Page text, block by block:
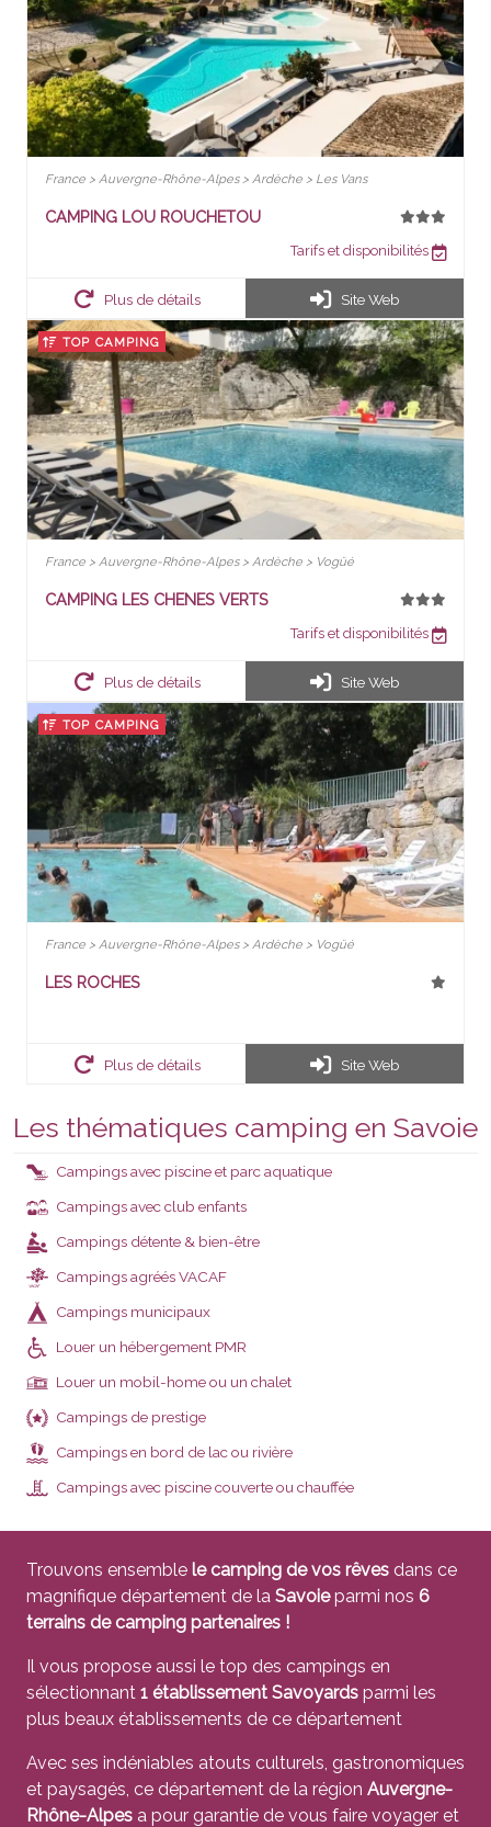
France > Auvergne-Rhône-Alpes > Ardèche > Les Vans
CAMPING LOU ROUCHETOU
Tarifs et disponibilités
Plus de détails Site Web
TOP CAMPING
France > Auvergne-Rhône-Alpes > Ardèche > Vogüé
CAMPING LES CHENES VERTS
Tarifs et disponibilités
Plus de détails Site Web
TOP CAMPING
France > Auvergne-Rhône-Alpes > Ardèche > Vogüé
LES ROCHES
Plus de détails Site Web
Les thématiques camping en Savoie
Campings avec piscine et parc aquatique
Campings avec club enfants
Campings détente & bien-être
VACAF
Campings agréés VACAF
Campings municipaux
Louer un hébergement PMR
Louer un mobil-home ou un chalet
Campings de prestige
Campings en bord de lac ou rivière
Campings avec piscine couverte ou chauffée
Trouvons ensemble le camping de vos rêves dans ce
magnifique département de la Savoieparmi nos 6
terrains de camping partenaires !
Il vous propose aussi le top des campings en
sélectionnant 1 établissement Savoyards parmi les
plus beaux établissements de ce département
Avec ses indéniables atouts culturels, gastronomiques
et paysagés, ce département de la région Auvergne-
Rhône-Alpes a pour garantie de vous faire voyager et